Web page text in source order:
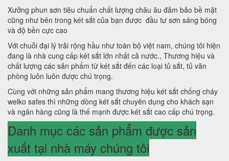
Xưởng phun sơn tiêu chuẩn chất lượng châu âu đảm bảo bề mặt
cũng như bên trong két sắt của bạn được đầu tư sơn sáng bóng
và độ bền cực cao
Với chuỗi đại lý trải rộng hầu như toàn bộ việt nam, chúng tôi hiện
đang là nhà cung cấp két sắt lớn nhất cả nước., Thương hiệu và
chất lượng các sản phẩm từ két sắt đến các loại tủ sắt, tủ văn
phòng luôn luôn được chú trọng.
Cùng với những sản phẩm mang thương hiệu két sắt chống cháy
welko safes thì những dòng két sắt chuyên dụng cho khách sạn
và ngân hàng cũng là thế mạnh được két sắt cao cấp chú trọng.
Danh mục các sản phẩm được sản
xuất tại nhà máy chúng tôi